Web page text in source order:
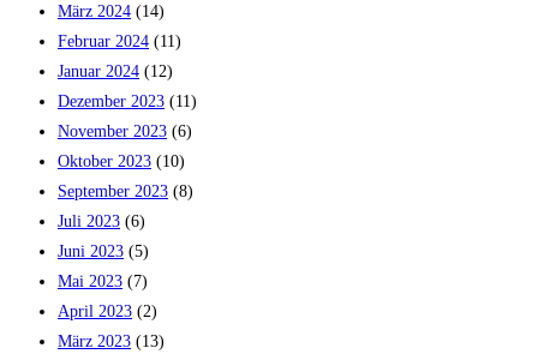
März 2024 (14)
Februar 2024 (11)
Januar 2024 (12)
Dezember 2023 (11)
November 2023 (6)
Oktober 2023 (10)
September 2023 (8)
Juli 2023 (6)
Juni 2023 (5)
Mai 2023 (7)
April 2023 (2)
März 2023 (13)